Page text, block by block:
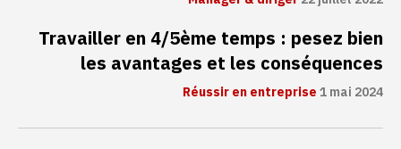
Travailler en 4/5ème temps : pesez bien
les avantages et les conséquences
Réussir en entreprise1 mai 2024